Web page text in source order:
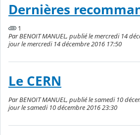
Dernières
1
Par BENOIT MANUEL, publié le mercredi 14
jour le mercredi 14 décembre 2016 17:50
Le CERN
Par BENOIT MANUEL, publié le samedi 10
jour le samedi 10 décembre 2016 23:30